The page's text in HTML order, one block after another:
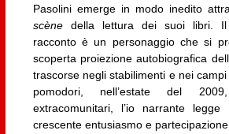
Pasolini emerge in modo inedito
scènedella lettura dei suoi libri. Il
racconto è un personaggio che si
scoperta proiezione autobiografica
trascorse negli stabilimenti e nei
pomodori, nell’estate del
extracomunitari, l’io narrante
crescente entusiasmo e